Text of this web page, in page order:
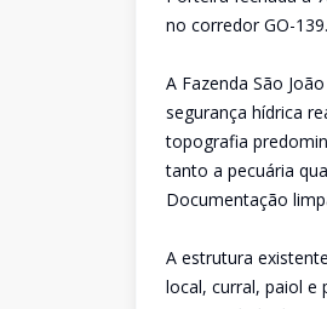
no corredor GO-139.
A Fazenda São
segurança hídrica
topografia
tanto a pecuária
Documentação
A estrutura
local, curral, paiol e